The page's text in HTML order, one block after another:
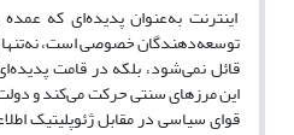
اینترنت به‌عنوان پدیده‌ای که
توسعه‌دهندگان خصوصی است، نه‌تنها
قائل نمی‌شود، بلکه در قامت
این مرزهای سنتی حرکت می‌کند و
قوای سیاسی در مقابل ژئوپلیتیک